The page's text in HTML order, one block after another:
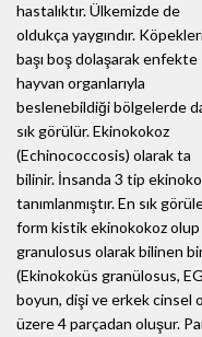
hastalıktır. Ülkemizde de
oldukça yaygındır.
başı boş dolaşarak enfekte
hayvan organlarıyla
beslenebildiği bölgelerde
sık görülür. Ekinokokoz
(Echinococcosis) olarak ta
bilinir. İnsanda 3 tip
tanımlanmıştır. En sık
form kistik ekinokokoz olup
granulosus olarak bilinen
(Ekinokoküs granülosus,
boyun, dişi ve erkek cinsel
üzere 4 parçadan oluşur.